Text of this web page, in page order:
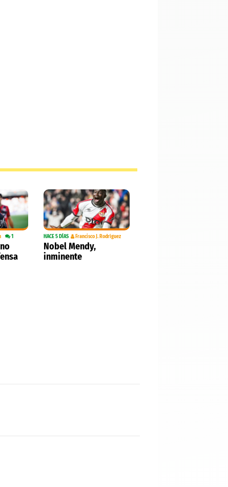
1 HACE 5 DÍAS Francisco J. Rodríguez
Nobel Mendy,
inminente